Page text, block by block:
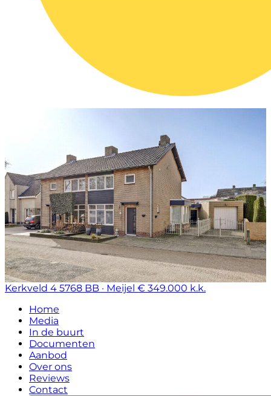
Kerkveld 4 5768 BB · Meijel € 349.000 k.k.
Home
Media
In de buurt
Documenten
Aanbod
Over ons
Reviews
Contact